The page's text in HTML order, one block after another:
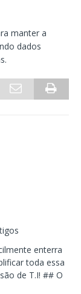
manter a
dados
enterra
toda essa
de T.I! ## O